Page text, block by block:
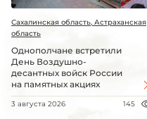
Сахалинская область, Астраханская
область
Однополчане встретили
День Воздушно-
десантных войск России
на памятных акциях
3 августа 2026 145